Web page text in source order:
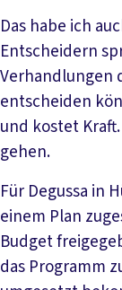
Das habe ich
Entscheidern
Verhandlungen
entscheiden
und kostet
gehen.
Für Degussa in
einem Plan
Budget
das Programm